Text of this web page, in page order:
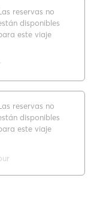
reservas no
disponibles
este viaje
reservas no
disponibles
este viaje